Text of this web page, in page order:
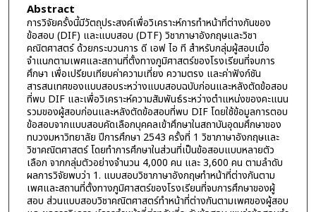
Abstract
การวิจัยครั้งนี้มีวัตถุประสงค์เพื่อวิเคราะห์การทำหน้าที่ต่างกันของ
ข้อสอบ (DIF) และแบบสอบ (DTF) วิชาภาษาอังกฤษและวิชา
คณิตศาสตร์ ด้วยกระบวนการ ดี เอฟ ไอ ที สำหรับกลุ่มผู้สอบเมื่อ
จำแนกตามเพศและสถานที่ตั้งทางภูมิศาสตร์ของโรงเรียนที่จบการ
ศึกษา เพื่อเปรียบเทียบค่าความเที่ยง ความตรง และค่าฟังก์ชัน
สารสนเทศของแบบสอบระหว่างแบบสอบฉบับก่อนและหลังตัดข้อสอบ
ที่พบ DIF และเพื่อวิเคราะห์ความสัมพันธ์ระหว่างตำแหน่งของคะแนน
รวมของผู้สอบก่อนและหลังตัดข้อสอบที่พบ DIF โดยใช้ข้อมูลการตอบ
ข้อสอบจากแบบสอบคัดเลือกบุคคลเข้าศึกษาในสถาบันอุดมศึกษาของ
ทบวงมหาวิทยาลัย ปีการศึกษา 2543 ครั้งที่ 1 วิชาภาษาอังกฤษและ
วิชาคณิตศาสตร์ โดยทำการศึกษาในส่วนที่เป็นข้อสอบแบบหลายตัว
เลือก จากกลุ่มตัวอย่างจำนวน 4,000 คน และ 3,600 คน ตามลำดับ
ผลการวิจัยพบว่า 1. แบบสอบวิชาภาษาอังกฤษทำหน้าที่ต่างกันตาม
เพศและสถานที่ตั้งทางภูมิศาสตร์ของโรงเรียนที่จบการศึกษาของผู้
สอบ ส่วนแบบสอบวิชาคณิตศาสตร์ทำหน้าที่ต่างกันตามเพศของผู้สอบ